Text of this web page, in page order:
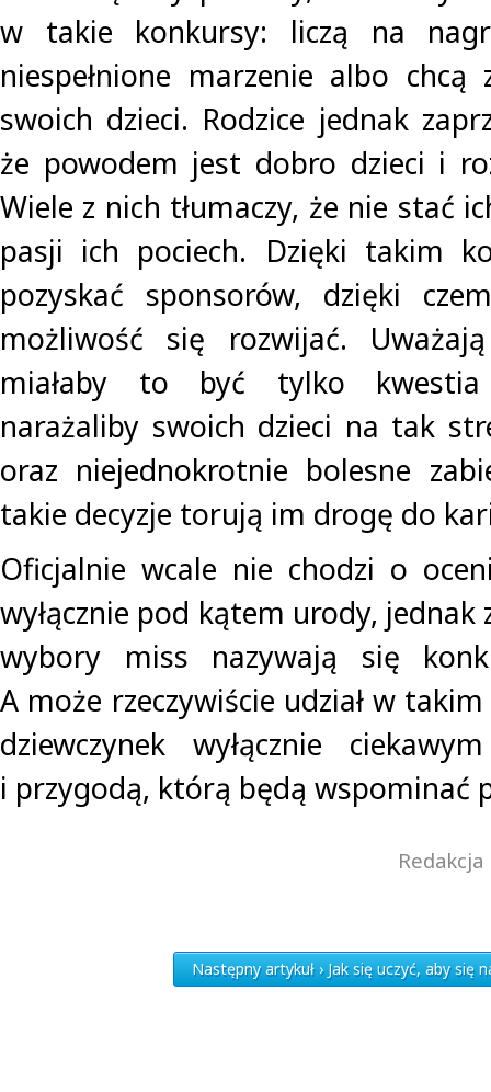
w takie konkursy: liczą na
niespełnione marzenie albo chcą
swoich dzieci. Rodzice jednak
że powodem jest dobro dzieci i
Wiele z nich tłumaczy, że nie stać
pasji ich pociech. Dzięki takim
pozyskać sponsorów, dzięki
możliwość się rozwijać.
miałaby to być tylko
narażaliby swoich dzieci na tak
oraz niejednokrotnie bolesne
takie decyzje torują im drogę do
Oficjalnie wcale nie chodzi o
wyłącznie pod kątem urody,
wybory miss nazywają się
A może rzeczywiście udział w
dziewczynek wyłącznie
i przygodą, którą będą wspominać
Następny artykuł › Jak się uczyć, aby się